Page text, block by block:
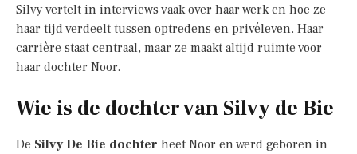
Silvy vertelt in interviews vaak over haar werk en hoe ze
haar tijd verdeelt tussen optredens en privéleven. Haar
carrière staat centraal, maar ze maakt altijd ruimte voor
haar dochter Noor.
Wie is de dochter van Silvy de Bie
De Silvy De Bie dochter heet Noor en werd geboren in